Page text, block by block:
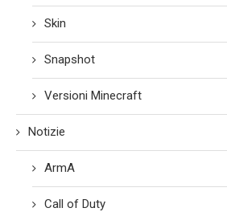
Skin
Snapshot
Versioni Minecraft
Notizie
ArmA
Call of Duty